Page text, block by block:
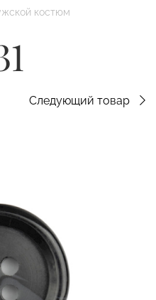
костюм
Следующий товар